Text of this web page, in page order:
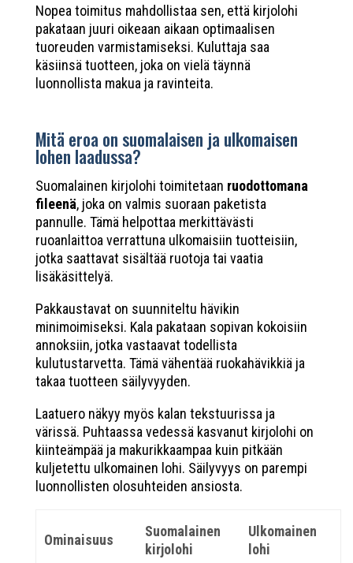
Nopea toimitus mahdollistaa sen, että kirjolohi
pakataan juuri oikeaan aikaan optimaalisen
tuoreuden varmistamiseksi. Kuluttaja saa
käsiinsä tuotteen, joka on vielä täynnä
luonnollista makua ja ravinteita.
Mitä eroa on suomalaisen ja ulkomaisen
lohen laadussa?
Suomalainen kirjolohi toimitetaan ruodottomana
fileenä, joka on valmis suoraan paketista
pannulle. Tämä helpottaa merkittävästi
ruoanlaittoa verrattuna ulkomaisiin tuotteisiin,
jotka saattavat sisältää ruotoja tai vaatia
lisäkäsittelyä.
Pakkaustavat on suunniteltu hävikin
minimoimiseksi. Kala pakataan sopivan kokoisiin
annoksiin, jotka vastaavat todellista
kulutustarvetta. Tämä vähentää ruokahävikkiä ja
takaa tuotteen säilyvyyden.
Laatuero näkyy myös kalan tekstuurissa ja
värissä. Puhtaassa vedessä kasvanut kirjolohi on
kiinteämpää ja makurikkaampaa kuin pitkään
kuljetettu ulkomainen lohi. Säilyvyys on parempi
luonnollisten olosuhteiden ansiosta.
Ominaisuus
Suomalainen
kirjolohi
Ulkomainen
lohi